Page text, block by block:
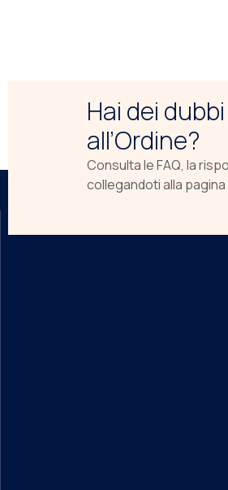
Hai dei
all’Ordine?
Consulta le FAQ, la
collegandoti alla